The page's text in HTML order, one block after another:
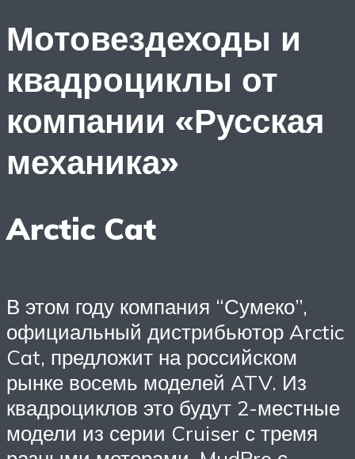
Мотовездеходы и
квадроциклы от
компании «Русская
механика»
Arctic Cat
В этом году компания “Сумеко”,
официальный дистрибьютор Arctic
Cat, предложит на российском
рынке восемь моделей ATV. Из
квадроциклов это будут 2-местные
модели из серии Cruiser с тремя